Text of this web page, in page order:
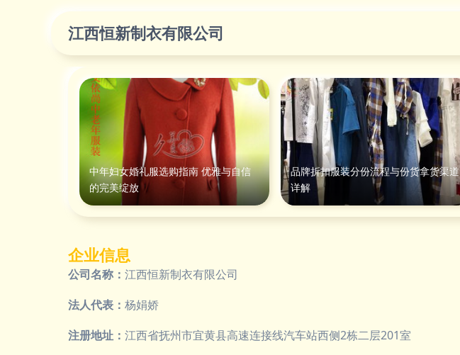
江西恒新制衣有限公司
中年妇女婚礼服选购指南 优雅与自信
的完美绽放
品牌折扣服装分份流程与份货拿货渠道
详解
企业信息
公司名称： 江西恒新制衣有限公司
法人代表： 杨娟娇
注册地址： 江西省抚州市宜黄县高速连接线汽车站西侧2栋二层201室